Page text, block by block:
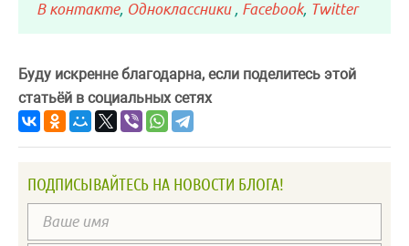
В контакте, Одноклассники , Facebook, Twitter
Буду искренне благодарна, если поделитесь этой
статьёй в социальных сетях
ПОДПИСЫВАЙТЕСЬ НА НОВОСТИ БЛОГА!